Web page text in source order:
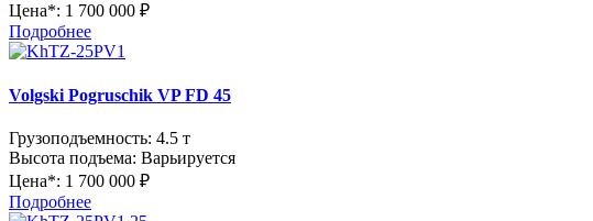
Цена*: 1 700 000 ₽
Подробнее
Volgski Pogruschik VP FD 45
Грузоподъемность: 4.5 т
Высота подъема: Варьируется
Цена*: 1 700 000 ₽
Подробнее